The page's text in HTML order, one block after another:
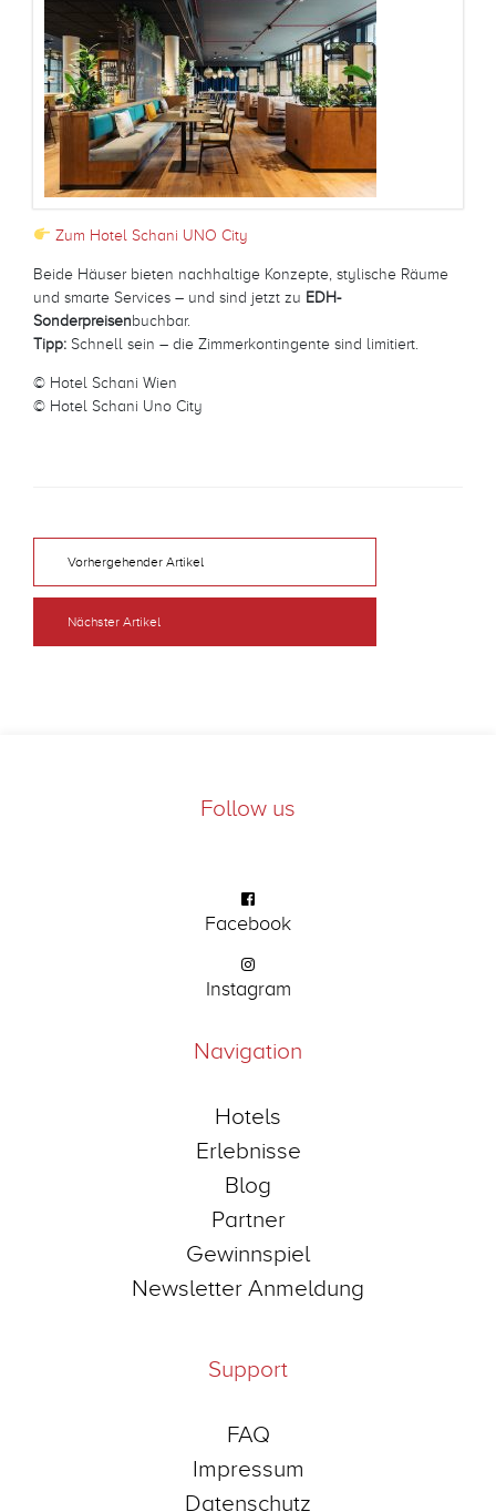
Zum Hotel Schani UNO City
Beide Häuser bieten nachhaltige Konzepte, stylische Räume
und smarte Services – und sind jetzt zu EDH-
Sonderpreisenbuchbar.
Tipp: Schnell sein – die Zimmerkontingente sind limitiert.
© Hotel Schani Wien
© Hotel Schani Uno City
Vorhergehender Artikel
Nächster Artikel
Navigation
Hotels
Erlebnisse
Blog
Partner
Gewinnspiel
Newsletter Anmeldung
Support
FAQ
Impressum
Datenschutz
Follow us
Facebook
Instagram